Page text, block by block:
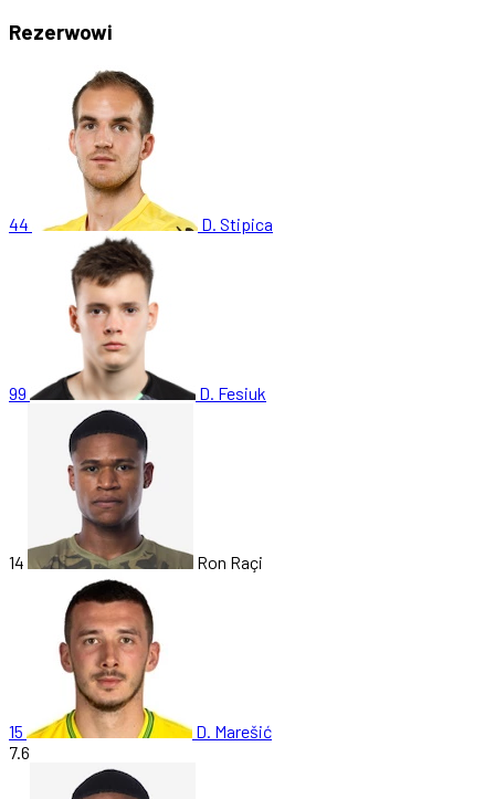
Rezerwowi
44 D. Stipica
99 D. Fesiuk
14 Ron Raçi
15
D. Marešić
7.6